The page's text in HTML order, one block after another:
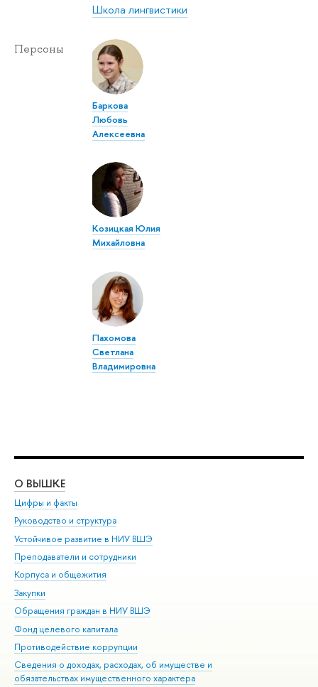
Школа лингвистики
Персоны
Баркова
Любовь
Алексеевна
Козицкая Юлия
Михайловна
Пахомова
Светлана
Владимировна
О ВЫШКЕ
Цифры и факты
Руководство и структура
Устойчивое развитие в НИУ ВШЭ
Преподаватели и сотрудники
Корпуса и общежития
Закупки
Обращения граждан в НИУ ВШЭ
Фонд целевого капитала
Противодействие коррупции
Сведения о доходах, расходах, об имуществе и
обязательствах имущественного характера